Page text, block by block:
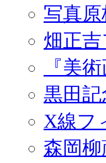
写真
畑正
『美
黒田
X線フ
森岡